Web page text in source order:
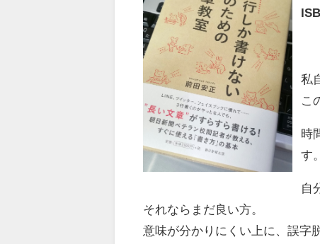
私
こ
時
す。
自
それならまだ良い方。
意味が分かりにくい上に、誤字